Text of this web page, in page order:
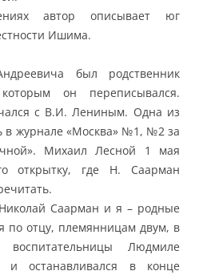
автор описывает юг
Ишима.
был родственник
он переписывался.
с В.И. Лениным. Одна из
в журнале «Москва» №1, №2 за
Михаил Лесной 1 мая
открытку, где Н. Саарман
Саарман и я – родные
по отцу, племянницам двум, в
воспитательницы Людмиле
и останавливался в конце